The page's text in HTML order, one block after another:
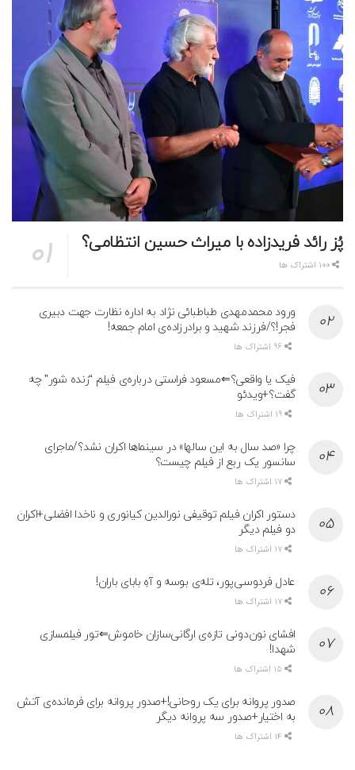
پُز رائد فریدزاده با میراث حسین انتظامی؟
ورود محمدمهدی طباطبائی نژاد به اداره نظارت جهت دبیری
فجر!؟/فرزند شهید و برادرزاده‌ی امام جمعه!
فیک یا واقعی؟⇐مسعود فراستی درباره‌ی فیلم “زنده شور” چه
گفت؟+ویدئو
چرا «صد سال به این سالها» در سینماها اکران نشد؟/ماجرای
سانسور یک ربع از فیلم چیست؟
دستور اکران فیلم توقیفی نورالدین کیانوری و ناخدا افضلی+اکران
دو فیلم دیگر
عادل فردوسی‌پور، تله‌ی بوسه و آهِ بابای باران!
افشای نون‌دونی تازه‌ی ارگانی‌سازان خاموش⇐تور فیلمسازی
شهدا!
صدور پروانه برای یک روحانی!+صدور پروانه برای فرمانده‌ی آتش
به اختیار+صدور سه پروانه دیگر